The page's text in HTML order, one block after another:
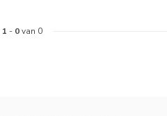
1 - 0van 0